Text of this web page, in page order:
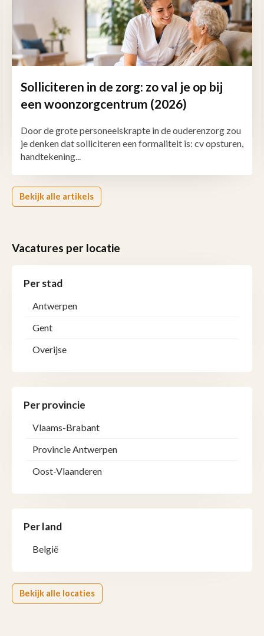
Solliciteren in de zorg: zo val je op bij
een woonzorgcentrum (2026)
Door de grote personeelskrapte in de ouderenzorg zou
je denken dat solliciteren een formaliteit is: cv opsturen,
handtekening...
Bekijk alle artikels
Vacatures per locatie
Per stad
Antwerpen
Gent
Overijse
Per provincie
Vlaams-Brabant
Provincie Antwerpen
Oost-Vlaanderen
Per land
België
Bekijk alle locaties